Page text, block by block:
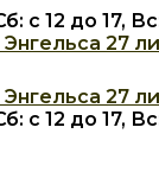
с 12 до 17,
27
27
с 12 до 17,